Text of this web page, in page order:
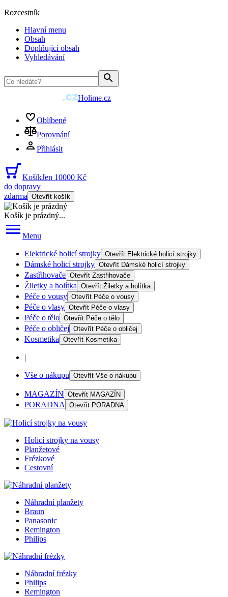
Rozcestník
Hlavní menu
Obsah
Doplňující obsah
Vyhledávání
Holime.cz
Oblíbené
Porovnání
Přihlásit
KošíkJen 10000 Kč
do dopravy
zdarma Otevřít košík
Košík je prázdný...
Menu
Elektrické holicí strojky Otevřít Elektrické holicí strojky
Dámské holicí strojky Otevřít Dámské holicí strojky
Zastřihovače Otevřít Zastřihovače
Žiletky a holítka Otevřít Žiletky a holítka
Péče o vousy Otevřít Péče o vousy
Péče o vlasy Otevřít Péče o vlasy
Péče o tělo Otevřít Péče o tělo
Péče o obličej Otevřít Péče o obličej
Kosmetika Otevřít Kosmetika
|
Vše o nákupu Otevřít Vše o nákupu
MAGAZÍN Otevřít MAGAZÍN
PORADNA Otevřít PORADNA
Holicí strojky na vousy
Planžetové
Frézkové
Cestovní
Náhradní planžety
Braun
Panasonic
Remington
Philips
Náhradní frézky
Philips
Remington